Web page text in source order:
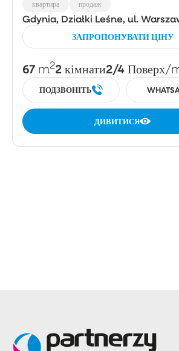
квартира продаж
Gdynia, Działki Leśne, ul.
ЗАПРОПОНУВАТИ ЦІНУ
67 m22 кімнати2/4 Поверх/
ПОДЗВОНІТЬ
ДИВИТИСЯ